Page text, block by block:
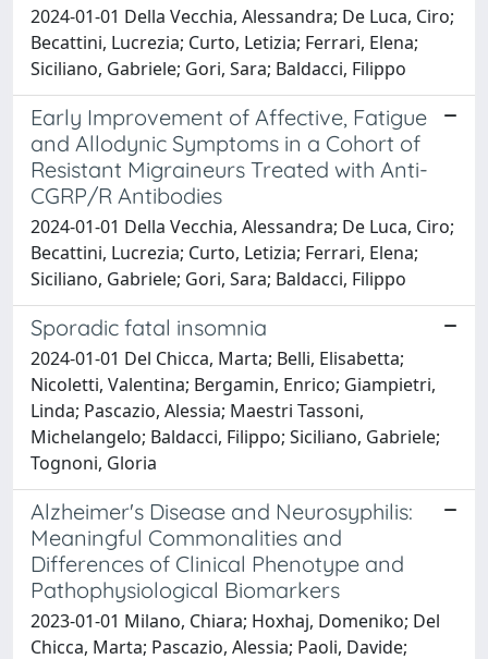
2024-01-01 Della Vecchia, Alessandra; De Luca, Ciro;
Becattini, Lucrezia; Curto, Letizia; Ferrari, Elena;
Siciliano, Gabriele; Gori, Sara; Baldacci, Filippo
Early Improvement of Affective, Fatigue
and Allodynic Symptoms in a Cohort of
Resistant Migraineurs Treated with Anti-
CGRP/R Antibodies
2024-01-01 Della Vecchia, Alessandra; De Luca, Ciro;
Becattini, Lucrezia; Curto, Letizia; Ferrari, Elena;
Siciliano, Gabriele; Gori, Sara; Baldacci, Filippo
Sporadic fatal insomnia
2024-01-01 Del Chicca, Marta; Belli, Elisabetta;
Nicoletti, Valentina; Bergamin, Enrico; Giampietri,
Linda; Pascazio, Alessia; Maestri Tassoni,
Michelangelo; Baldacci, Filippo; Siciliano, Gabriele;
Tognoni, Gloria
Alzheimer's Disease and Neurosyphilis:
Meaningful Commonalities and
Differences of Clinical Phenotype and
Pathophysiological Biomarkers
2023-01-01 Milano, Chiara; Hoxhaj, Domeniko; Del
Chicca, Marta; Pascazio, Alessia; Paoli, Davide;